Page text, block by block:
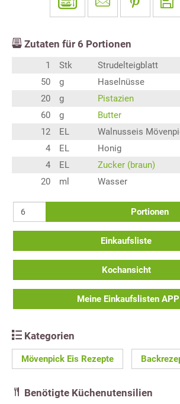
Zutaten für 6 Portionen
1 Stk
Strudelteigblatt
50
g
Haselnüsse
20
g
Pistazien
60
g
Butter
12
EL
Walnusseis
4
EL
Honig
4
EL
Zucker (braun)
20
ml Wasser
Portionen
Einkaufsliste
Kochansicht
Meine Einkaufslisten APP
Kategorien
Mövenpick Eis Rezepte
Benötigte Küchenutensilien